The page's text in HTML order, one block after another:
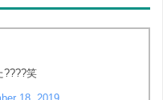
????笑